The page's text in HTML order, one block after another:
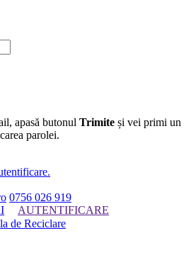
apasă butonul Trimite și vei primi un
parolei.
0756 026 919
AUTENTIFICARE